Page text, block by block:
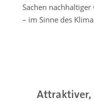
Sachen
– im Sinne des
Attraktiver,